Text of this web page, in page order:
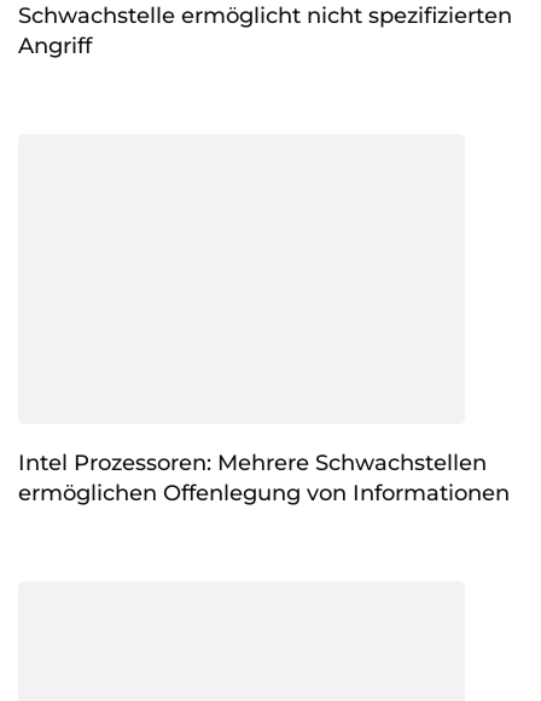
Schwachstelle ermöglicht nicht spezifizierten
Angriff
Intel Prozessoren: Mehrere Schwachstellen
ermöglichen Offenlegung von Informationen